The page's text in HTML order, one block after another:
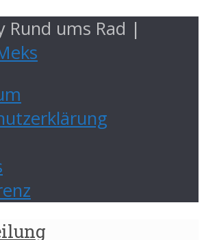
Rund ums Rad |